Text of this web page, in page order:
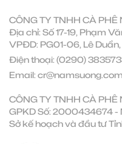
CÔNG TY TNHH CÀ PHÊ
Địa chỉ: Số 17-19, Phạm
VPĐD: PG01-06, Lê
Điện thoại: (0290)
Email: cr@namsuong.com
CÔNG TY TNHH CÀ PHÊ
GPKD Số: 2000434674
Sở kế hoạch và đầu tư